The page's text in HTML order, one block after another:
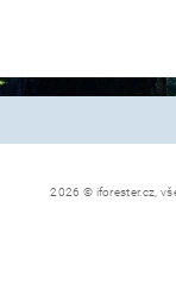
2026 © iforester.cz,